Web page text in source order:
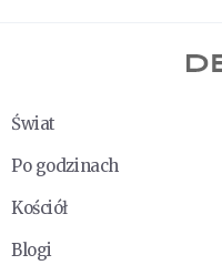
Świat
Po godzinach
Kościół
Blogi